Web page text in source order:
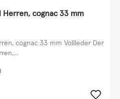
Herren, cognac 33 mm
cognac 33 mm Vollleder Der